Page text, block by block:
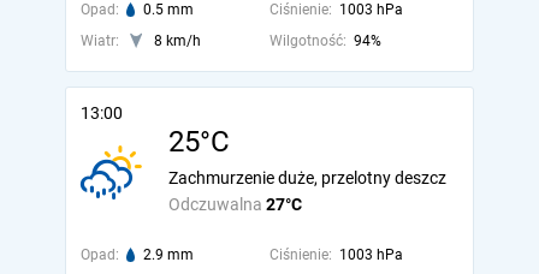
Opad: 0.5 mm Ciśnienie: 1003 hPa
Wiatr:
8 km/h Wilgotność: 94%
13:00
25°C
Odczuwalna 27°C
Zachmurzenie duże, przelotny deszcz
Opad: 2.9 mm Ciśnienie: 1003 hPa